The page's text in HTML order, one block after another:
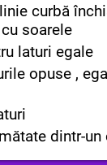
curbă
soarele
laturi egale
opuse ,
dintr-un